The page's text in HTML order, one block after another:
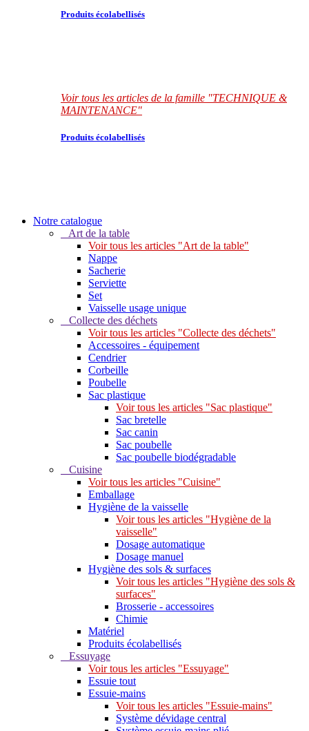
Produits écolabellisés
Voir tous les articles de la famille "TECHNIQUE &
MAINTENANCE"
Produits écolabellisés
Notre catalogue
Art de la table
Voir tous les articles "Art de la table"
Nappe
Sacherie
Serviette
Set
Vaisselle usage unique
Collecte des déchets
Voir tous les articles "Collecte des déchets"
Accessoires - équipement
Cendrier
Corbeille
Poubelle
Sac plastique
Voir tous les articles "Sac plastique"
Sac bretelle
Sac canin
Sac poubelle
Sac poubelle biodégradable
Cuisine
Voir tous les articles "Cuisine"
Emballage
Hygiène de la vaisselle
Voir tous les articles "Hygiène de la
vaisselle"
Dosage automatique
Dosage manuel
Hygiène des sols & surfaces
Voir tous les articles "Hygiène des sols &
surfaces"
Brosserie - accessoires
Chimie
Matériel
Produits écolabellisés
Essuyage
Voir tous les articles "Essuyage"
Essuie tout
Essuie-mains
Voir tous les articles "Essuie-mains"
Système dévidage central